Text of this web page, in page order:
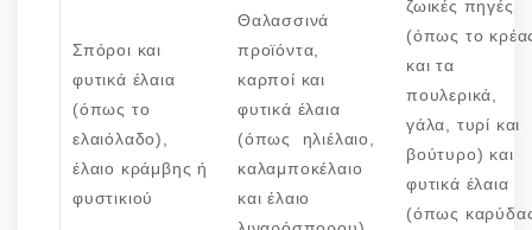
Σπόροι και
φυτικά έλαια
(όπως το
ελαιόλαδο),
έλαιο κράμβης ή
φυστικιού
Θαλασσινά
προϊόντα,
καρποί και
φυτικά έλαια
(όπως ηλιέλαιο,
καλαμποκέλαιο
και έλαιο
ζωικές πηγές
(όπως το
και τα
πουλερικά,
γάλα, τυρί και
βούτυρο) και
φυτικά έλαια
(όπως